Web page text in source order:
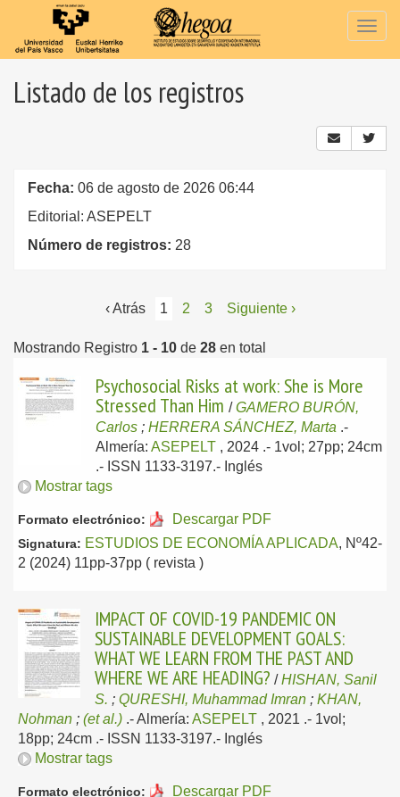
Listado de los registros
Fecha: 06 de agosto de 2026 06:44
Editorial: ASEPELT
Número de registros: 28
‹ Atrás 1 2 3 Siguiente ›
Mostrando Registro 1 - 10 de 28 en total
Psychosocial Risks at work: She is More
Stressed Than Him /GAMERO BURÓN,
Carlos ; HERRERA SÁNCHEZ, Marta .-
Almería: ASEPELT , 2024 .- 1vol; 27pp; 24cm
.- ISSN 1133-3197.- Inglés
Mostrar tags
Formato electrónico: Descargar PDF
Signatura: ESTUDIOS DE ECONOMÍA APLICADA, Nº42-
2 (2024) 11pp-37pp ( revista )
IMPACT OF COVID-19 PANDEMIC ON
SUSTAINABLE DEVELOPMENT GOALS:
WHAT WE LEARN FROM THE PAST AND
WHERE WE ARE HEADING? /HISHAN, Sanil
S. ; QURESHI, Muhammad Imran ; KHAN,
Nohman ; (et al.) .-Almería: ASEPELT , 2021 .- 1vol;
18pp; 24cm .- ISSN 1133-3197.- Inglés
Mostrar tags
Formato electrónico: Descargar PDF